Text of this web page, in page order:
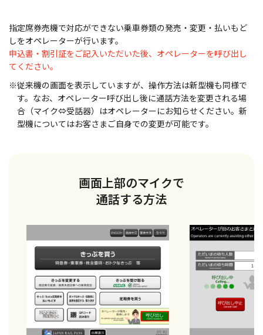
指定席券売機で対応ができない乗車券類の発売・変更・払いもど
しをオペレーターが行います。
申込書・割引証をご記入いただいた後、オペレーターを呼び出し
てください。
※従来機の画面を表示していますが、操作方法は新型機も同様で
す。なお、オペレーター呼び出し後に通話方法を変更される場
合（マイク⇔受話器）はオペレーターにお知らせください。新
型機についてはお客さまご自身での変更が可能です。
画面上部のマイクで
通話する方法